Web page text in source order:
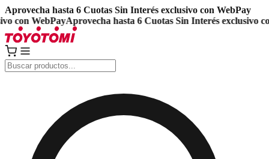
Aprovecha hasta 6 Cuotas Sin Interés exclusivo con WebPay
WebPayAprovecha hasta 6 Cuotas Sin Interés exclusivo con